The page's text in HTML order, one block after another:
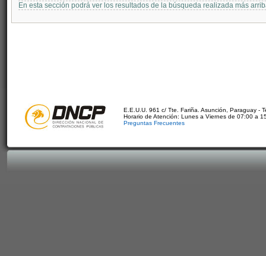
En esta sección podrá ver los resultados de la búsqueda realizada más
E.E.U.U. 961 c/ Tte. Fariña. Asunción, Paraguay -
Horario de Atención: Lunes a Viernes de 07:00 a
Preguntas Frecuentes